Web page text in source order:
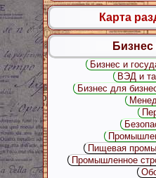
Карта
Бизнес и
ВЭД и
Бизнес для
Пищевая
Промышленное